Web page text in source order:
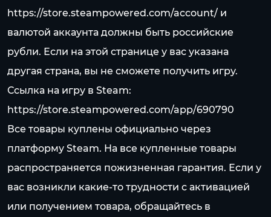
https://store.steampowered.com/account/ и
валютой аккаунта должны быть российские
рубли. Если на этой странице у вас указана
другая страна, вы не сможете получить игру.
Ссылка на игру в Steam:
https://store.steampowered.com/app/690790
Все товары куплены официально через
платформу Steam. На все купленные товары
распространяется пожизненная гарантия. Если у
вас возникли какие-то трудности с активацией
или получением товара, обращайтесь в